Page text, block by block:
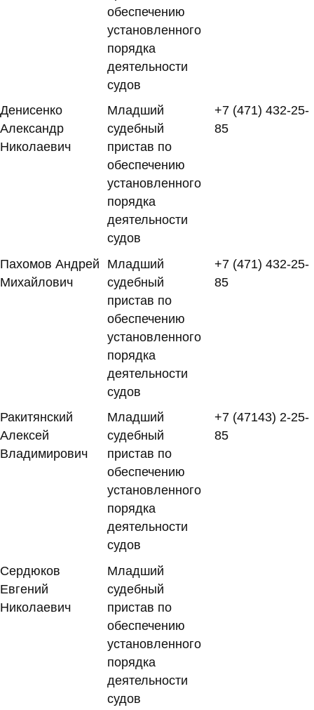
обеспечению
установленного
порядка
деятельности
судов
Денисенко
Александр
Николаевич
Младший
судебный
пристав по
обеспечению
установленного
порядка
деятельности
судов
+7 (471) 432-25-
85
Пахомов Андрей
Михайлович
Младший
судебный
пристав по
обеспечению
установленного
порядка
деятельности
судов
+7 (471) 432-25-
85
Ракитянский
Алексей
Владимирович
Младший
судебный
пристав по
обеспечению
установленного
порядка
деятельности
судов
+7 (47143) 2-25-
85
Сердюков
Евгений
Николаевич
Младший
судебный
пристав по
обеспечению
установленного
порядка
деятельности
судов